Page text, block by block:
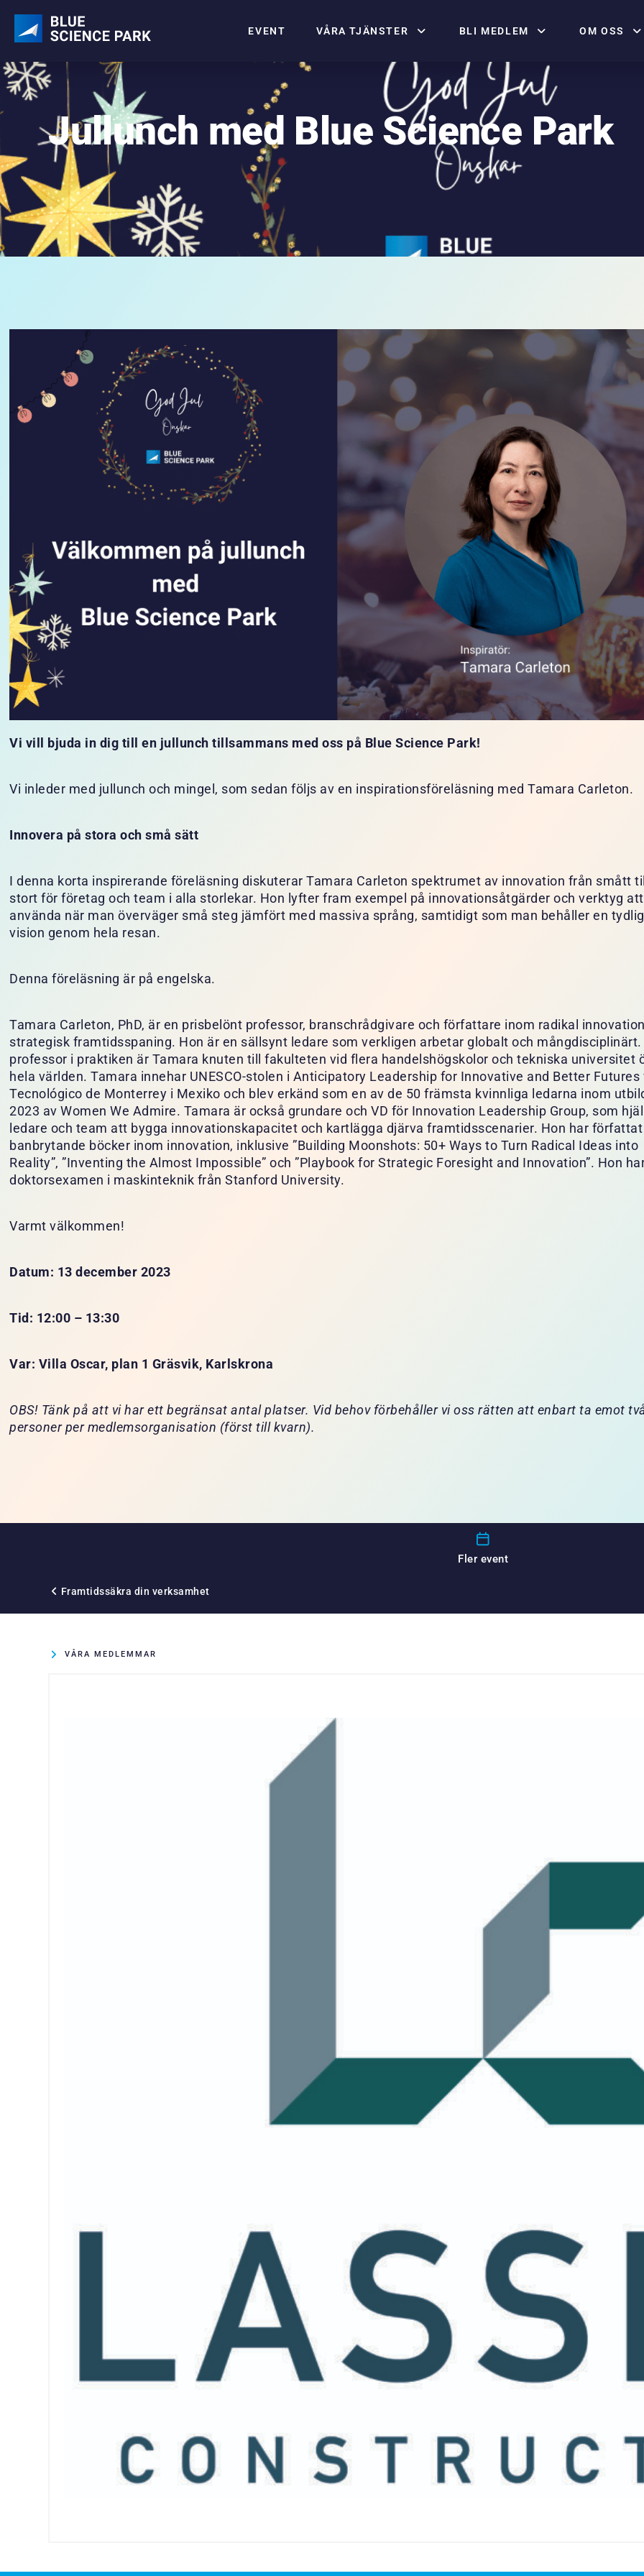
EVENT VÅRA TJÄNSTER BLI MEDLEM OM OSS
Jullunch med Blue Science Park
Vi vill bjuda in dig till en jullunch tillsammans med oss på Blue Science Park!
Vi inleder med jullunch och mingel, som sedan följs av en inspirationsföreläsning med Tamara Carleton.
Innovera på stora och små sätt
I denna korta inspirerande föreläsning diskuterar Tamara Carleton spektrumet av innovation från smått
stort för företag och team i alla storlekar. Hon lyfter fram exempel på innovationsåtgärder och verktyg att
använda när man överväger små steg jämfört med massiva språng, samtidigt som man behåller en tydlig
vision genom hela resan.
Denna föreläsning är på engelska.
Tamara Carleton, PhD, är en prisbelönt professor, branschrådgivare och författare inom radikal
strategisk framtidsspaning. Hon är en sällsynt ledare som verkligen arbetar globalt och mångdisciplinärt.
professor i praktiken är Tamara knuten till fakulteten vid flera handelshögskolor och tekniska universitet
hela världen. Tamara innehar UNESCO-stolen i Anticipatory Leadership for Innovative and Better Futures
Tecnológico de Monterrey i Mexiko och blev erkänd som en av de 50 främsta kvinnliga ledarna inom
2023 av Women We Admire. Tamara är också grundare och VD för Innovation Leadership Group, som
ledare och team att bygga innovationskapacitet och kartlägga djärva framtidsscenarier. Hon har
banbrytande böcker inom innovation, inklusive ”Building Moonshots: 50+ Ways to Turn Radical Ideas into
Reality”, ”Inventing the Almost Impossible” och ”Playbook for Strategic Foresight and Innovation”. Hon
doktorsexamen i maskinteknik från Stanford University.
Varmt välkommen!
Datum: 13 december 2023
Tid: 12:00 – 13:30
Var: Villa Oscar, plan 1 Gräsvik, Karlskrona
OBS! Tänk på att vi har ett begränsat antal platser. Vid behov förbehåller vi oss rätten att enbart ta emot
personer per medlemsorganisation (först till kvarn).
Fler event
Framtidssäkra din verksamhet
VÅRA MEDLEMMAR